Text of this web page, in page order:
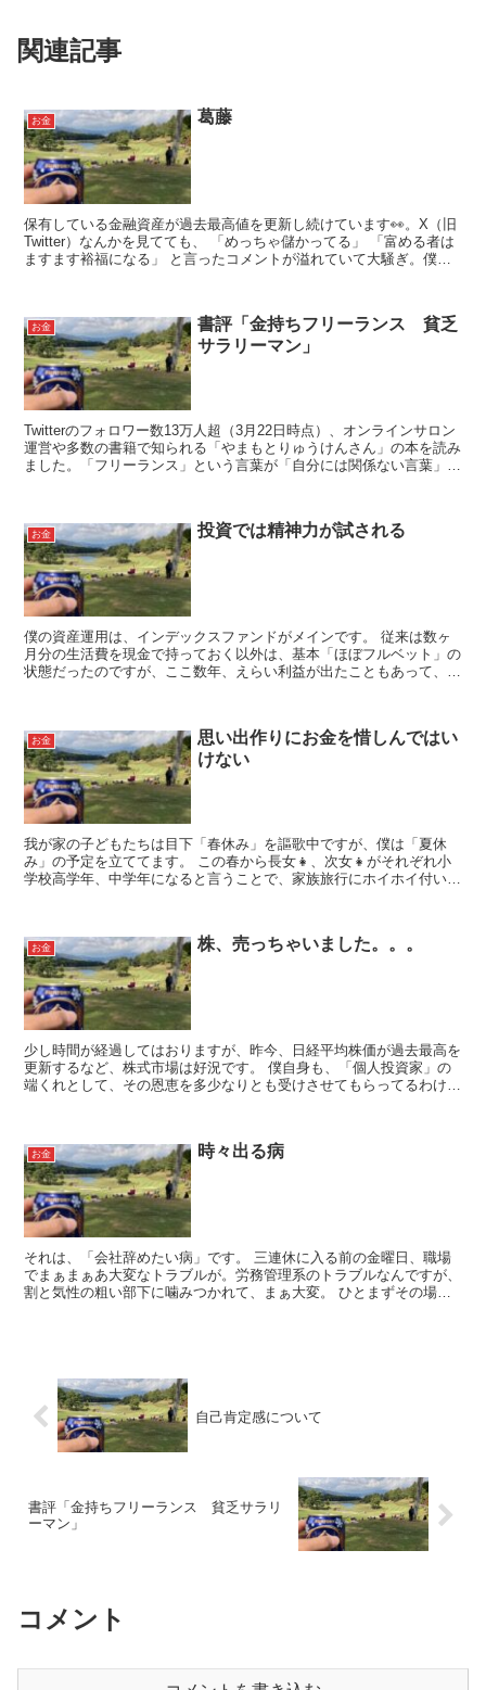
関連記事
お金 葛藤
保有している金融資産が過去最高値を更新し続けています👀。X（旧
Twitter）なんかを見てても、 「めっちゃ儲かってる」 「富める者は
ますます裕福になる」 と言ったコメントが溢れていて大騒ぎ。僕も
お金
書評「金持ちフリーランス 貧乏
サラリーマン」
Twitterのフォロワー数13万人超（3月22日時点）、オンラインサロン
運営や多数の書籍で知られる「やまもとりゅうけんさん」の本を読み
ました。「フリーランス」という言葉が「自分には関係ない言葉」と
お金 投資では精神力が試される
僕の資産運用は、インデックスファンドがメインです。 従来は数ヶ
月分の生活費を現金で持っておく以外は、基本「ほぼフルベット」の
状態だったのですが、ここ数年、えらい利益が出たこともあって、一
お金
思い出作りにお金を惜しんではい
けない
我が家の子どもたちは目下「春休み」を謳歌中ですが、僕は「夏休
み」の予定を立ててます。 この春から長女👧、次女👧がそれぞれ小
学校高学年、中学年になると言うことで、家族旅行にホイホイ付いて
お金 株、売っちゃいました。。。
少し時間が経過してはおりますが、昨今、日経平均株価が過去最高を
更新するなど、株式市場は好況です。 僕自身も、「個人投資家」の
端くれとして、その恩恵を多少なりとも受けさせてもらってるわけで
お金 時々出る病
それは、「会社辞めたい病」です。 三連休に入る前の金曜日、職場
でまぁまぁあ大変なトラブルが。労務管理系のトラブルなんですが、
割と気性の粗い部下に噛みつかれて、まぁ大変。 ひとまずその場は
自己肯定感について
書評「金持ちフリーランス 貧乏サラリ
ーマン」
コメント